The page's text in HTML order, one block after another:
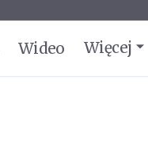
Wideo Więcej